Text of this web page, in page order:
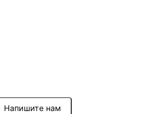
Напишите нам